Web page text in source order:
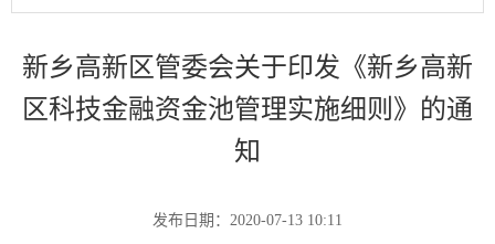
新乡高新区管委会关于印发《新乡高新
区科技金融资金池管理实施细则》的通
知
发布日期：2020-07-13 10:11